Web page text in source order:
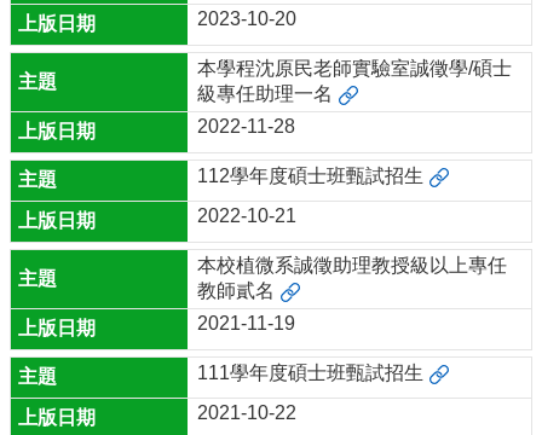
資
訊
相
關
辦
法
服
務
及
推
廣
相
關
連
結
2023-10-20
本學程沈原民老師實驗室誠徵學/碩士
級專任助理一名
2022-11-28
112學年度碩士班甄試招生
2022-10-21
本校植微系誠徵助理教授級以上專任
教師貳名
2021-11-19
111學年度碩士班甄試招生
2021-10-22